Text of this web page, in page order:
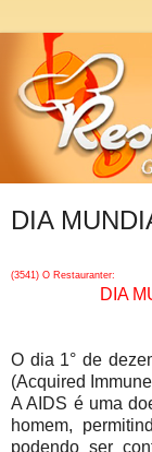
DIA
(3541) O Restauranter:
DIA
O dia 1° de
(Acquired
A AIDS é uma
homem,
podendo ser